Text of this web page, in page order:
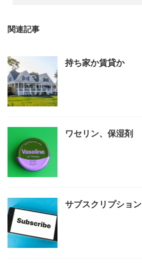
関連記事
持ち家か賃貸か
ワセリン、保湿剤
サブスクリプション